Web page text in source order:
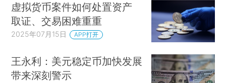
虚拟货币案件如何处置资产
取证、交易困难重重
2025年07月15日 APP打开
王永利：美元稳定币加快发展
带来深刻警示